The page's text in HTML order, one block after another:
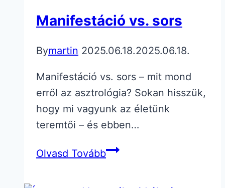
tud
Manifestáció vs. sors
Bymartin 2025.06.18.2025.06.18.
Manifestáció vs. sors – mit mond
erről az asztrológia? Sokan hisszük,
hogy mi vagyunk az életünk
teremtői – és ebben…
Olvasd TovábbManifestáció